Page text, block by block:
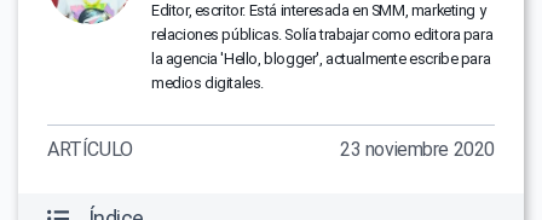
Editor, escritor. Está interesada en SMM, marketing y
relaciones públicas. Solía trabajar como editora para
la agencia 'Hello, blogger', actualmente escribe para
medios digitales.
ARTÍCULO 23 noviembre 2020